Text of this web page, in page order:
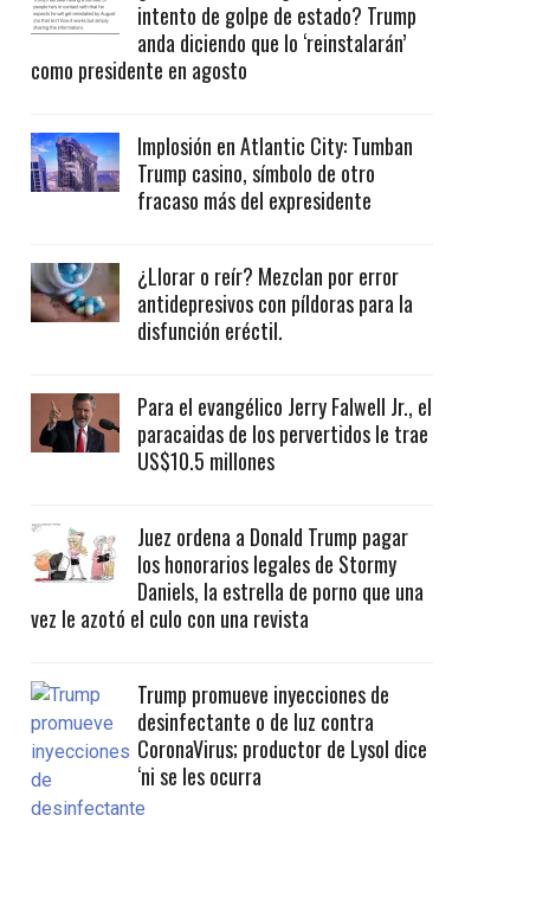
intento de golpe de estado? Trump
anda diciendo que lo ‘reinstalarán’
como presidente en agosto
Implosión en Atlantic City: Tumban
Trump casino, símbolo de otro
fracaso más del expresidente
¿Llorar o reír? Mezclan por error
antidepresivos con píldoras para la
disfunción eréctil.
Para el evangélico Jerry Falwell Jr., el
paracaidas de los pervertidos le trae
US$10.5 millones
Juez ordena a Donald Trump pagar
los honorarios legales de Stormy
Daniels, la estrella de porno que una
vez le azotó el culo con una revista
Trump promueve inyecciones de
desinfectante o de luz contra
CoronaVirus; productor de Lysol dice
‘ni se les ocurra